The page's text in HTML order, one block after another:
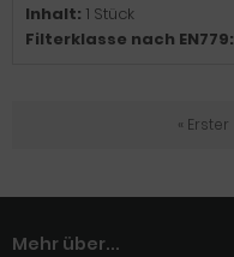
Inhalt: 1 Stück
Filterklasse nach EN779:
« Erster
Mehr über...